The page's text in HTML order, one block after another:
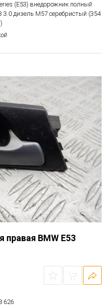
(E53) внедорожник полный
дизель M57 серебристый (354
правая BMW E53
626